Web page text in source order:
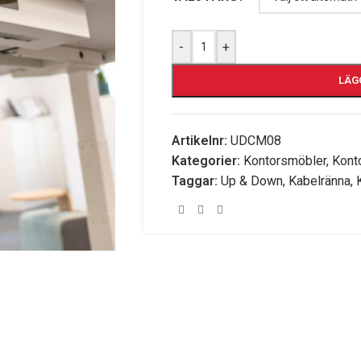
- +
Artikelnr: UDCM08
Kategorier: Kontorsmöbler,
Taggar: Up & Down, Kabelränna,